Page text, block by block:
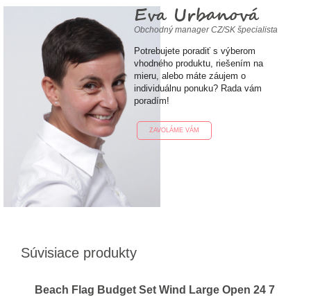
Eva Urbanová
Obchodný manager CZ/SK špecialista
Potrebujete poradiť s výberom
vhodného produktu, riešením na
mieru, alebo máte záujem o
individuálnu ponuku? Rada vám
poradím!
ZAVOLÁME VÁM
Súvisiace produkty
Beach Flag Budget Set Wind Large Open 24 7